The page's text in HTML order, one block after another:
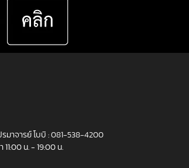
มาจารย์ โบบิ :081-538-4200
11:00 น. - 19:00 น.